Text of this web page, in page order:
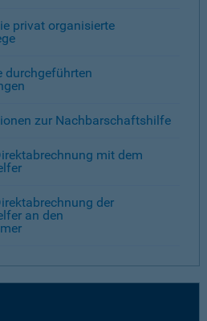
privat organisierte
durchgeführten
zur Nachbarschaftshilfe
mit dem
der
an den